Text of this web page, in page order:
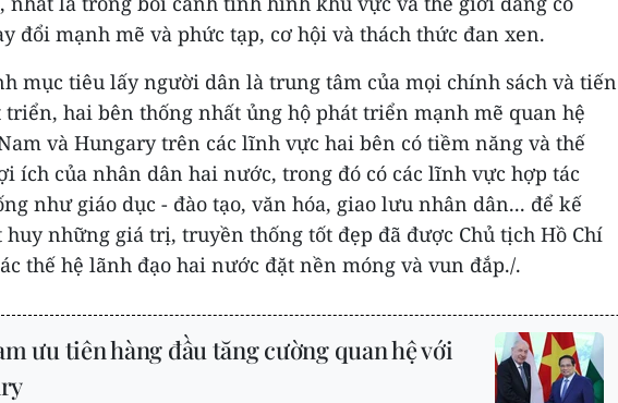
đổi mạnh mẽ và phức tạp, cơ hội và thách thức đan xen.
mục tiêu lấy người dân là trung tâm của mọi chính sách và tiến
hai bên thống nhất ủng hộ phát triển mạnh mẽ quan hệ
và Hungary trên các lĩnh vực hai bên có tiềm năng và thế
ích của nhân dân hai nước, trong đó có các lĩnh vực hợp tác
như giáo dục - đào tạo, văn hóa, giao lưu nhân dân... để kế
huy những giá trị, truyền thống tốt đẹp đã được Chủ tịch Hồ Chí
thế hệ lãnh đạo hai nước đặt nền móng và vun đắp./.
ưu tiên hàng đầu tăng cường quan hệ với